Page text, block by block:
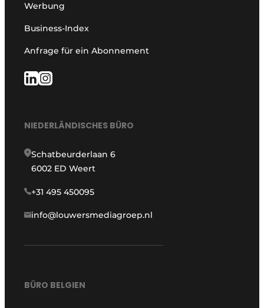
Werbung
Business-Index
Anfrage für ein Abonnement
NIEDERLÄNDISCHES BÜRO
Schatbeurderlaan 6
6002 ED Weert
+31 495 450095
info@louwersmediagroep.nl
BÜRO BELGIEN